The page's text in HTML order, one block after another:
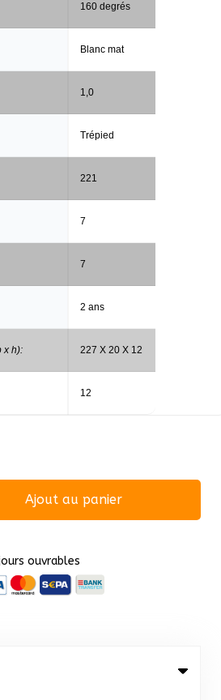
160 degrés
Blanc mat
1,0
Trépied
221
7
7
2 ans
x h): 227 X 20 X 12
12
Ajout au panier
ouvrables